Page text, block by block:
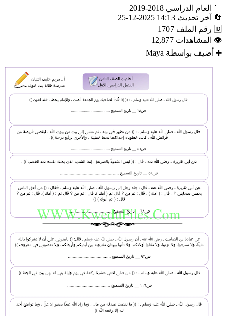
📘 العام الدراسي 2018-2019
🔄 آخر تحديث 14:13 2025-12-25
🆔 رقم الملف 1707
👁 المشاهدات 12,877
➕ أضيف بواسطة Maya